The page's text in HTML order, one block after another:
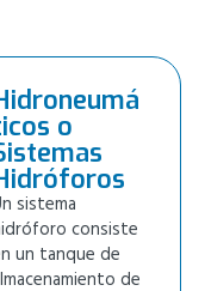
o
sistema
consiste
un tanque de
de